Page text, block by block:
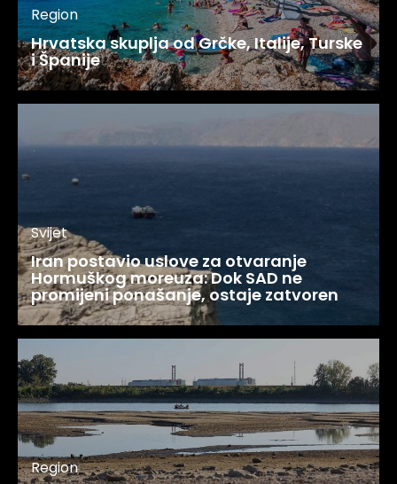
Region
Hrvatska skuplja od Grčke, Italije, Turske
i Španije
Svijet
Iran postavio uslove za otvaranje
Hormuškog moreuza: Dok SAD ne
promijeni ponašanje, ostaje zatvoren
Region